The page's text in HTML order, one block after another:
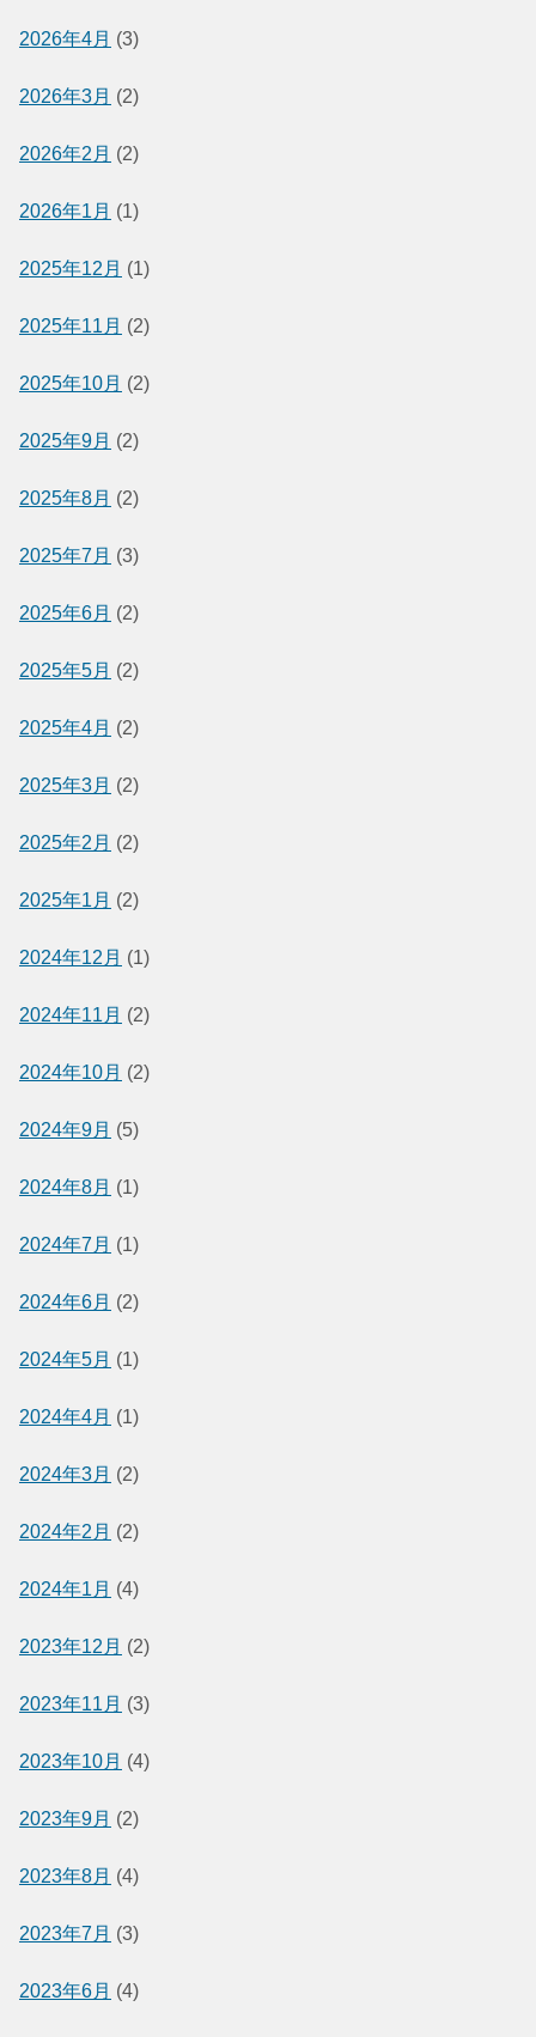
2026年4月 (3)
2026年3月 (2)
2026年2月 (2)
2026年1月 (1)
2025年12月 (1)
2025年11月 (2)
2025年10月 (2)
2025年9月 (2)
2025年8月 (2)
2025年7月 (3)
2025年6月 (2)
2025年5月 (2)
2025年4月 (2)
2025年3月 (2)
2025年2月 (2)
2025年1月 (2)
2024年12月 (1)
2024年11月 (2)
2024年10月 (2)
2024年9月 (5)
2024年8月 (1)
2024年7月 (1)
2024年6月 (2)
2024年5月 (1)
2024年4月 (1)
2024年3月 (2)
2024年2月 (2)
2024年1月 (4)
2023年12月 (2)
2023年11月 (3)
2023年10月 (4)
2023年9月 (2)
2023年8月 (4)
2023年7月 (3)
2023年6月 (4)